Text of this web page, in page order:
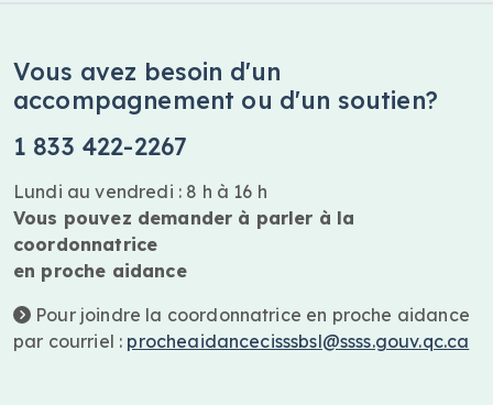
Vous avez besoin d'un
accompagnement ou d'un soutien?
1 833 422-2267
Lundi au vendredi : 8 h à 16 h
Vous pouvez demander à parler à la
coordonnatrice
en proche aidance
Pour joindre la coordonnatrice en proche aidance
par courriel : procheaidancecisssbsl@ssss.gouv.qc.ca